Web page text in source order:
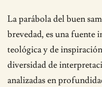
La parábola del buen
brevedad, es una fuente
teológica y de
diversidad de
analizadas en